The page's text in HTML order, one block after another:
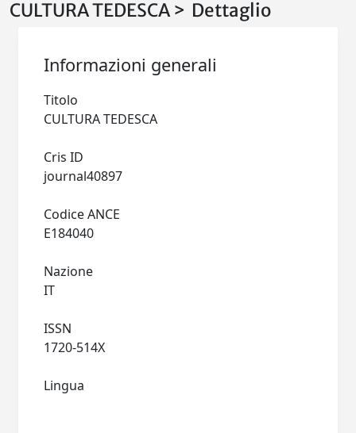
CULTURA TEDESCA > Dettaglio
Informazioni generali
Titolo
Cris ID
Codice ANCE
Nazione
ISSN
Lingua